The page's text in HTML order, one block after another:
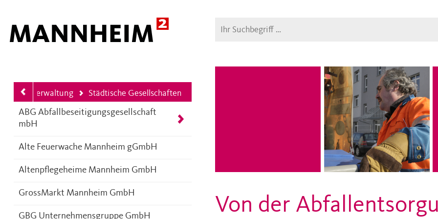
Suche
Verwaltung
Ihre aktuelle Position ist
Städtische Gesellschaften
ABG Abfallbeseitigungsgesellschaft
mbH
Alte Feuerwache Mannheim gGmbH
Altenpflegeheime Mannheim GmbH
GrossMarkt Mannheim GmbH
GBG Unternehmensgruppe GmbH
Von der